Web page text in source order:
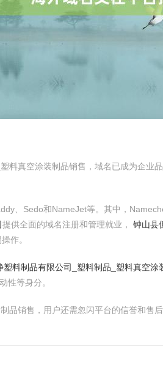
料真空涂装制品销售，域名已成为企
、Sedo和NameJet等。其中，
提供全面的域名注册和管理就业， 钟山县
作。
塑料制品有限公司_塑料制品_塑料真空涂
性等身分。
品销售，用户还需忽闪平台的信誉和